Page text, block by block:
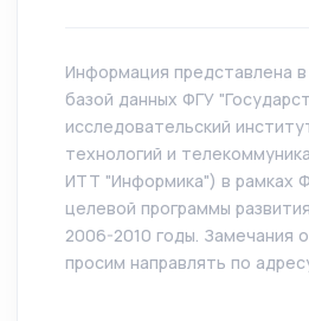
Информация представлена
базой данных ФГУ
исследовательский
технологий и
ИТТ "Информика") в рамках
целевой программы
2006-2010 годы. Замечания
просим направлять по